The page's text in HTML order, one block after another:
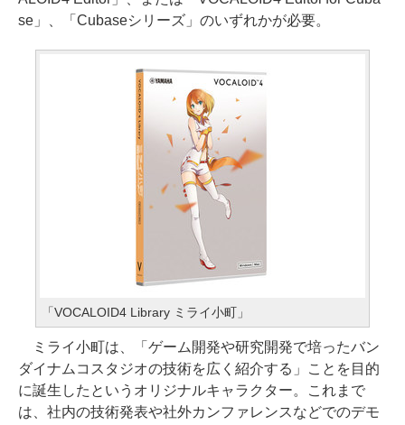
se」、「Cubaseシリーズ」のいずれかが必要。
「VOCALOID4 Library ミライ小町」
ミライ小町は、「ゲーム開発や研究開発で培ったバン
ダイナムコスタジオの技術を広く紹介する」ことを目的
に誕生したというオリジナルキャラクター。これまで
は、社内の技術発表や社外カンファレンスなどでのデモ